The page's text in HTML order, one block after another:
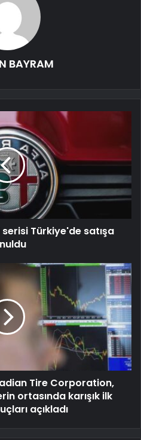
BAYRAM
Türkiye'de satışa
Tire Corporation,
ortasında karışık ilk
açıkladı